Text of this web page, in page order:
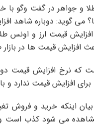
و جواهر در گفت وگو با
می گوید: دوباره شاهد
قیمت ارز و اونس
باعث افزایش قیمت ها در
که نرخ افزایش قیمت
افزایش قیمت ندارد و
اینکه خرید و فروش
می شود کذب است و